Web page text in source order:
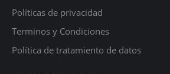
Políticas de privacidad
Terminos y Condiciones
Política de tratamiento de datos